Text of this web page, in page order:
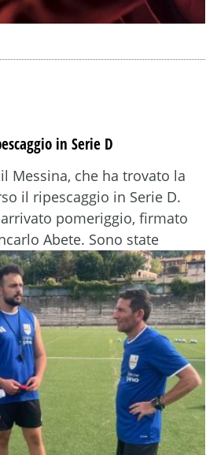
in Serie D
Messina, che ha trovato la
il ripescaggio in Serie D.
pomeriggio, firmato
Abete. Sono state